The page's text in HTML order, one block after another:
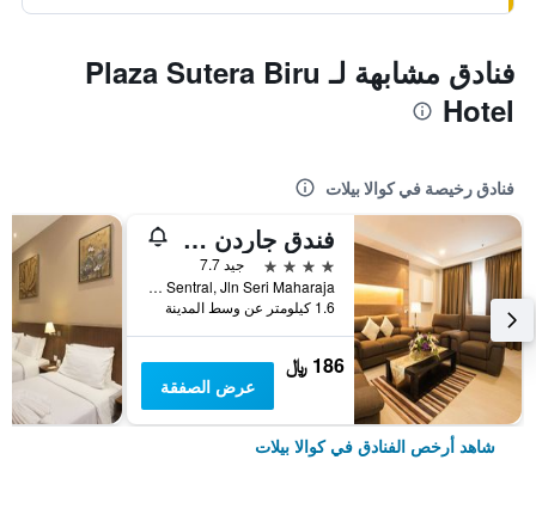
فنادق مشابهة لـ Plaza Sutera Biru
Hotel
فنادق رخيصة في كوالا بيلات
فندق جاردن سنترال
4 نجوم
جيد 7.7
3rd Floor, KB Sentral, Jln Seri Maharaja, كوالا بيلات, بروناي دار السلام
1.6 كيلومتر عن وسط المدينة
186 ﷼
عرض الصفقة
شاهد أرخص الفنادق في كوالا بيلات